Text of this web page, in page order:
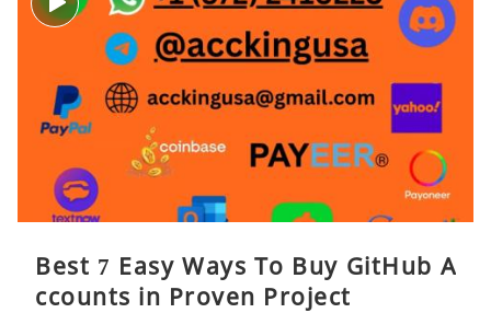
Best 7 Easy Ways To Buy GitHub A
ccounts in Proven Project